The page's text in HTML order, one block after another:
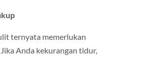
ternyata memerlukan
Anda kekurangan tidur,